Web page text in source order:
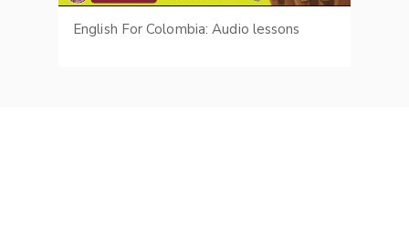
English For Colombia: Audio lessons